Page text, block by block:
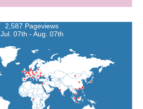
2,587 Pageviews
Jul. 07th - Aug. 07th